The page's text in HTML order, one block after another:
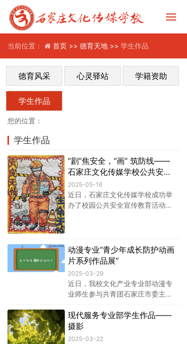
当前位置： 首页 >> 德育天地 >> 学生作品
德育风采 心灵驿站 学籍资助
学生作品
您的位置：
学生作品
“剧”焦安全，“画” 筑防线——
石家庄文化传媒学校公共安全
宣教活动作品大赏
2025-05-16
近日，石家庄文化传媒学校成功举
办了校园公共安全宣传教育活动，
动漫专业“青少年成长防护动画
片系列作品展”
2025-03-29
近日，我校文化产业专业部动漫专
业师生参与共青团石家庄市委主办
护公益主题活动。
现代服务专业部学生作品——
摄影
2025-03-22